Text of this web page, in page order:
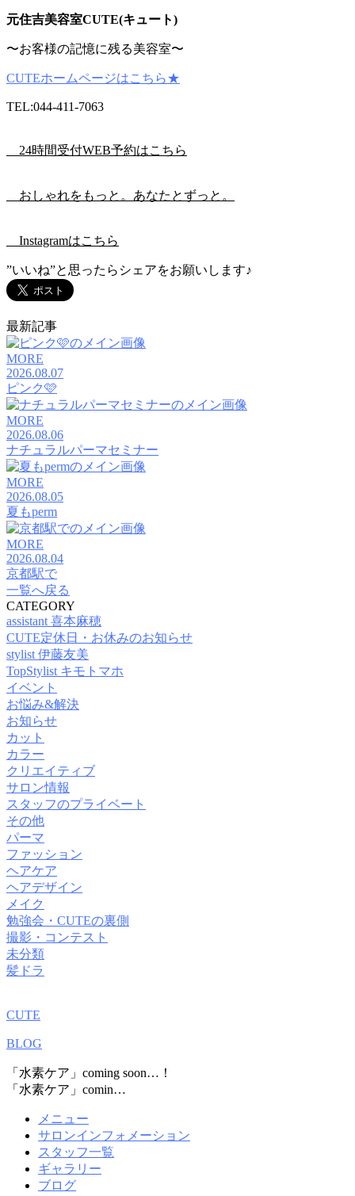
元住吉美容室CUTE(キュート)
〜お客様の記憶に残る美容室〜
CUTEホームページはこちら★
TEL:044-411-7063
24時間受付WEB予約はこちら
おしゃれをもっと。あなたとずっと。
Instagramはこちら
”いいね”と思ったらシェアをお願いします♪
最新記事
MORE
2026.08.07
ピンク🩷
MORE
2026.08.06
ナチュラルパーマセミナー
MORE
2026.08.05
夏もperm
MORE
2026.08.04
京都駅で
一覧へ戻る
CATEGORY
assistant 喜本麻穂
CUTE定休日・お休みのお知らせ
stylist 伊藤友美
TopStylist キモトマホ
イベント
お悩み&解決
お知らせ
カット
カラー
クリエイティブ
サロン情報
スタッフのプライベート
その他
パーマ
ファッション
ヘアケア
ヘアデザイン
メイク
勉強会・CUTEの裏側
撮影・コンテスト
未分類
髪ドラ
CUTE
BLOG
「水素ケア」coming soon…！
「水素ケア」comin…
メニュー
サロンインフォメーション
スタッフ一覧
ギャラリー
ブログ